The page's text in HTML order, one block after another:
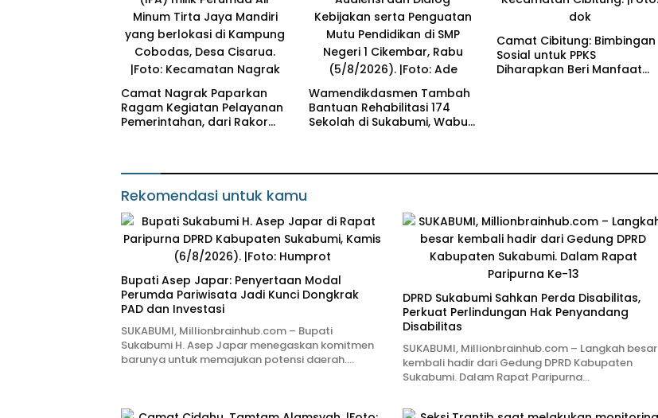
Camat Nagrak Paparkan
Ragam Kegiatan Pelayanan
Pemerintahan, dari Rakor
Wamendikdasmen Tambah
Bantuan Rehabilitasi 174
Sekolah di Sukabumi, Wabup
Camat Cibitung: Bimbingan
Sosial untuk PPKS
Diharapkan Beri Manfaat
Rekomendasi untuk kamu
Bupati Asep Japar: Penyertaan Modal
Perumda Pariwisata Jadi Kunci Dongkrak
PAD dan Investasi
SUKABUMI, Millionbrainhub.com – Bupati
Sukabumi H. Asep Japar menegaskan komitmen
barunya untuk memajukan potensi daerah….
DPRD Sukabumi Sahkan Perda Disabilitas,
Perkuat Perlindungan Hak Penyandang
Disabilitas
SUKABUMI, Millionbrainhub.com – Langkah besar
kembali hadir dari Gedung DPRD Kabupaten
Sukabumi. Dalam Rapat Paripurna…